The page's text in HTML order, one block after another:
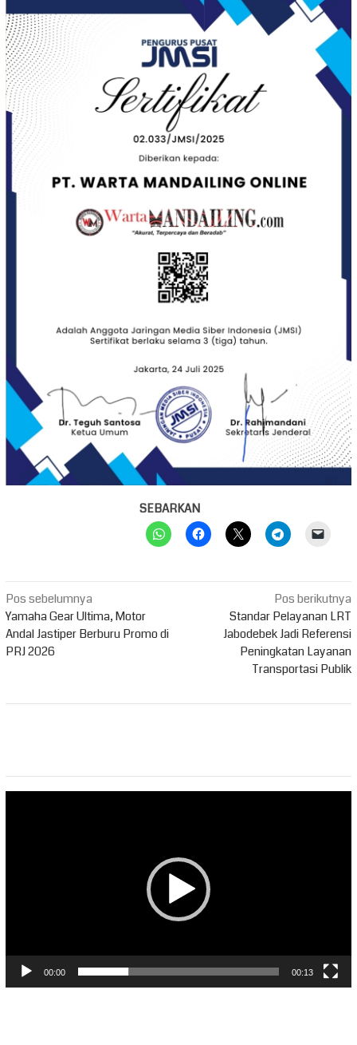
SEBARKAN
Navigasi
pos
Pos sebelumnya
Yamaha Gear Ultima, Motor
Andal Jastiper Berburu Promo di
PRJ 2026
Pos berikutnya
Standar Pelayanan LRT
Jabodebek Jadi Referensi
Peningkatan Layanan
Transportasi Publik
00:00 00:13